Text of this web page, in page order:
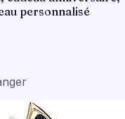
personnalisé